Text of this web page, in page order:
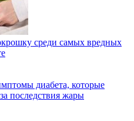
среди самых вредных
диабета, которые
последствия жары